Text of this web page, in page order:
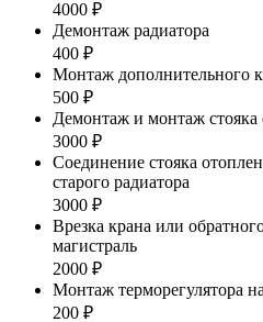
4000 ₽
Демонтаж радиатора
400 ₽
Монтаж дополнительного
500 ₽
Демонтаж и монтаж стояка
3000 ₽
Соединение стояка
старого радиатора
3000 ₽
Врезка крана или
магистраль
2000 ₽
Монтаж терморегулятора
200 ₽